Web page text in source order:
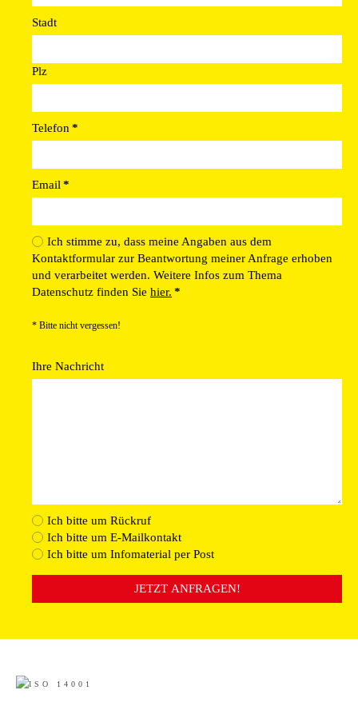
Stadt
Plz
Telefon *
Email *
Ich stimme zu, dass meine Angaben aus dem
Kontaktformular zur Beantwortung meiner Anfrage erhoben
und verarbeitet werden. Weitere Infos zum Thema
Datenschutz finden Sie hier. *
* Bitte nicht vergessen!
Ihre Nachricht
Ich bitte um Rückruf
Ich bitte um E-Mailkontakt
Ich bitte um Infomaterial per Post
JETZT ANFRAGEN!